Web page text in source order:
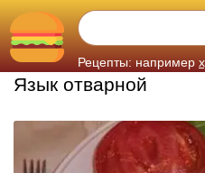
Рецепты: например
Язык отварной